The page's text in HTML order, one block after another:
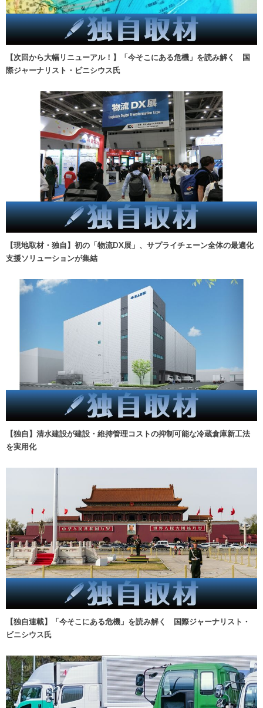
【次回から大幅リニューアル！】「今そこにある危機」を読み解く 国
際ジャーナリスト・ビニシウス氏
【現地取材・独自】初の「物流DX展」、サプライチェーン全体の最適化
支援ソリューションが集結
【独自】清水建設が建設・維持管理コストの抑制可能な冷蔵倉庫新工法
を実用化
【独自連載】「今そこにある危機」を読み解く 国際ジャーナリスト・
ビニシウス氏